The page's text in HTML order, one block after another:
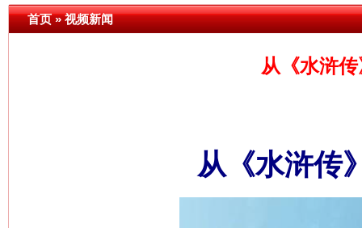
首页»视频新闻
从《水浒
从《水浒传